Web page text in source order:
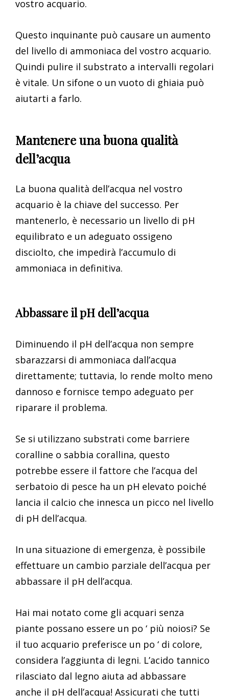
vostro acquario.
Questo inquinante può causare un aumento
del livello di ammoniaca del vostro acquario.
Quindi pulire il substrato a intervalli regolari
è vitale. Un sifone o un vuoto di ghiaia può
aiutarti a farlo.
Mantenere una buona qualità
dell’acqua
La buona qualità dell’acqua nel vostro
acquario è la chiave del successo. Per
mantenerlo, è necessario un livello di pH
equilibrato e un adeguato ossigeno
disciolto, che impedirà l’accumulo di
ammoniaca in definitiva.
Abbassare il pH dell’acqua
Diminuendo il pH dell’acqua non sempre
sbarazzarsi di ammoniaca dall’acqua
direttamente; tuttavia, lo rende molto meno
dannoso e fornisce tempo adeguato per
riparare il problema.
Se si utilizzano substrati come barriere
coralline o sabbia corallina, questo
potrebbe essere il fattore che l’acqua del
serbatoio di pesce ha un pH elevato poiché
lancia il calcio che innesca un picco nel livello
di pH dell’acqua.
In una situazione di emergenza, è possibile
effettuare un cambio parziale dell’acqua per
abbassare il pH dell’acqua.
Hai mai notato come gli acquari senza
piante possano essere un po ‘ più noiosi? Se
il tuo acquario preferisce un po ‘ di colore,
considera l’aggiunta di legni. L’acido tannico
rilasciato dal legno aiuta ad abbassare
anche il pH dell’acqua! Assicurati che tutti